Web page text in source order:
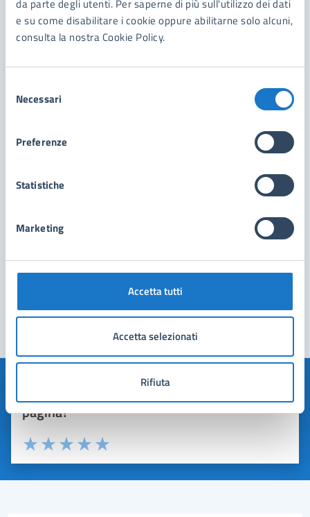
da parte degli utenti. Per saperne di più sull'utilizzo dei dati
e su come disabilitare i cookie oppure abilitarne solo alcuni,
consulta la nostra Cookie Policy.
delNecessari
Preferenze
Statistiche
Marketing
Accetta tutti
Accetta selezionati
Rifiuta
Contenuti correlati
Servizi
Pagamenti PagoPA
pagina?
Valuta 5 stelle su 5
Valuta 4 stelle su 5
Valuta 3 stelle su 5
Valuta 2 stelle su 5
Valuta 1 stelle su 5